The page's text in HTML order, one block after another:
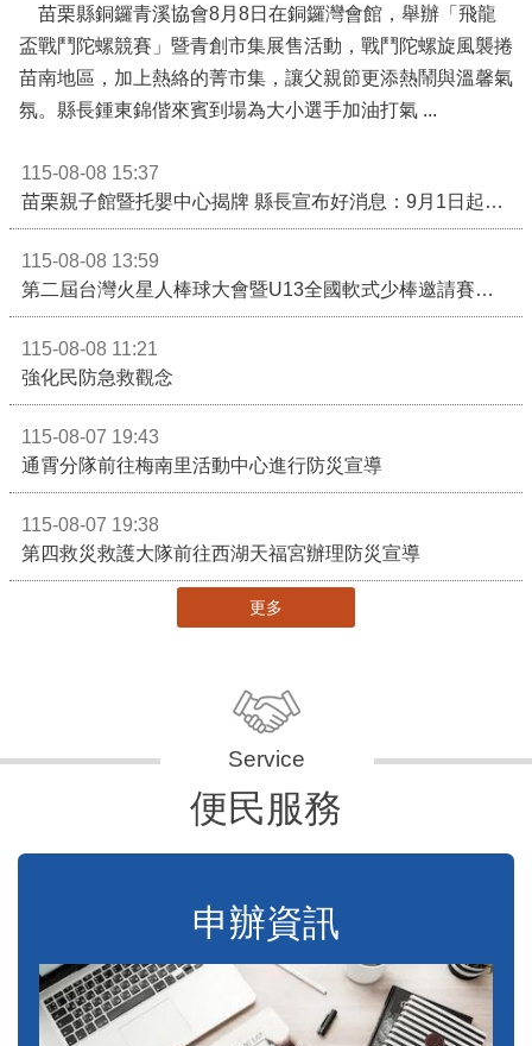
苗栗縣銅鑼青溪協會8月8日在銅鑼灣會館，舉辦「飛龍
盃戰鬥陀螺競賽」暨青創市集展售活動，戰鬥陀螺旋風襲捲
苗南地區，加上熱絡的菁市集，讓父親節更添熱鬧與溫馨氣
氛。縣長鍾東錦偕來賓到場為大小選手加油打氣 ...
115-08-08 15:37
苗栗親子館暨托嬰中心揭牌 縣長宣布好消息：9月1日起調降臨時托嬰費用
115-08-08 13:59
第二屆台灣火星人棒球大會暨U13全國軟式少棒邀請賽在苗栗舉辦
115-08-08 11:21
強化民防急救觀念
115-08-07 19:43
通霄分隊前往梅南里活動中心進行防災宣導
115-08-07 19:38
第四救災救護大隊前往西湖天福宮辦理防災宣導
更多
便民服務
申辦資訊